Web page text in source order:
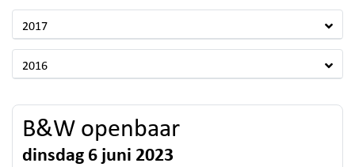
2017
2016
B&W openbaar
dinsdag 6 juni 2023